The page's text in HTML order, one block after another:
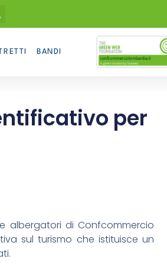
BANDI
per
albergatori di Confcommercio
sul turismo che istituisce un